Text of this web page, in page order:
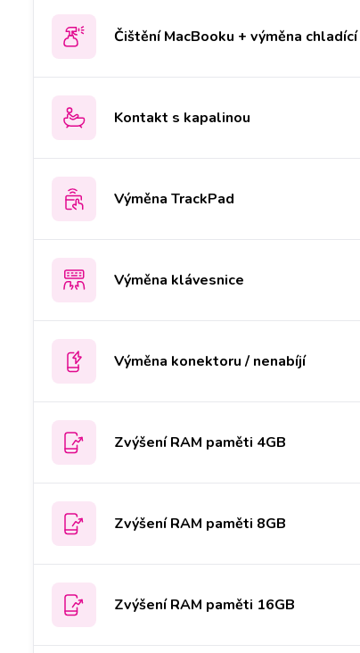
Čištění MacBooku + výměna
Kontakt s kapalinou
Výměna TrackPad
Výměna klávesnice
Výměna konektoru / nenabíjí
Zvýšení RAM paměti 4GB
Zvýšení RAM paměti 8GB
Zvýšení RAM paměti 16GB